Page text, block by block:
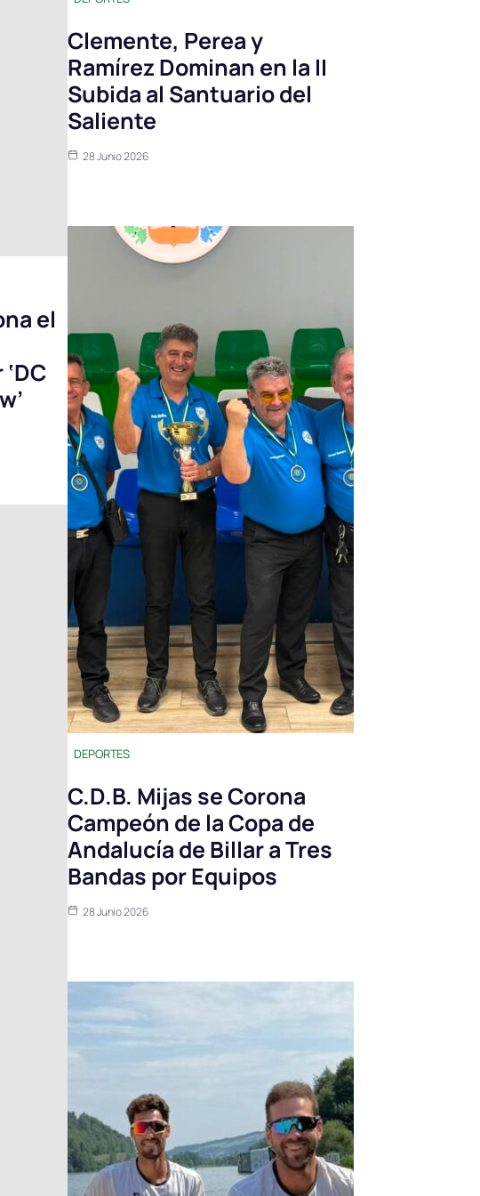
el
Clemente, Perea y
Ramírez Dominan en la II
Subida al Santuario del
Saliente
28 Junio 2026
DEPORTES
C.D.B. Mijas se Corona
Campeón de la Copa de
Andalucía de Billar a Tres
Bandas por Equipos
28 Junio 2026